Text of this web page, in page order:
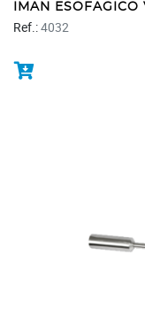
IMAN ESOFAGICO
Ref.:4032